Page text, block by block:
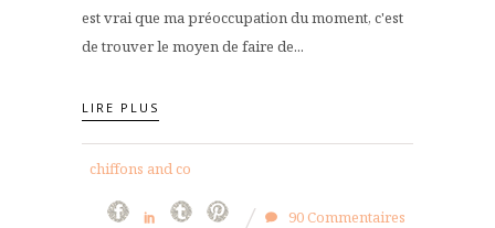
est vrai que ma préoccupation du moment, c'est
de trouver le moyen de faire de...
LIRE PLUS
chiffons and co
90 Commentaires